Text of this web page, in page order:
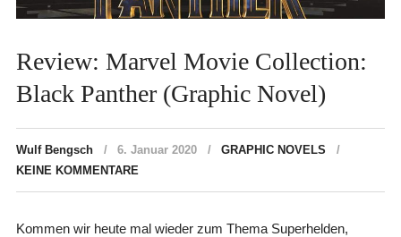
Review: Marvel Movie Collection:
Black Panther (Graphic Novel)
Wulf Bengsch 6. Januar 2020
GRAPHIC NOVELS
KEINE KOMMENTARE
Kommen wir heute mal wieder zum Thema Superhelden,